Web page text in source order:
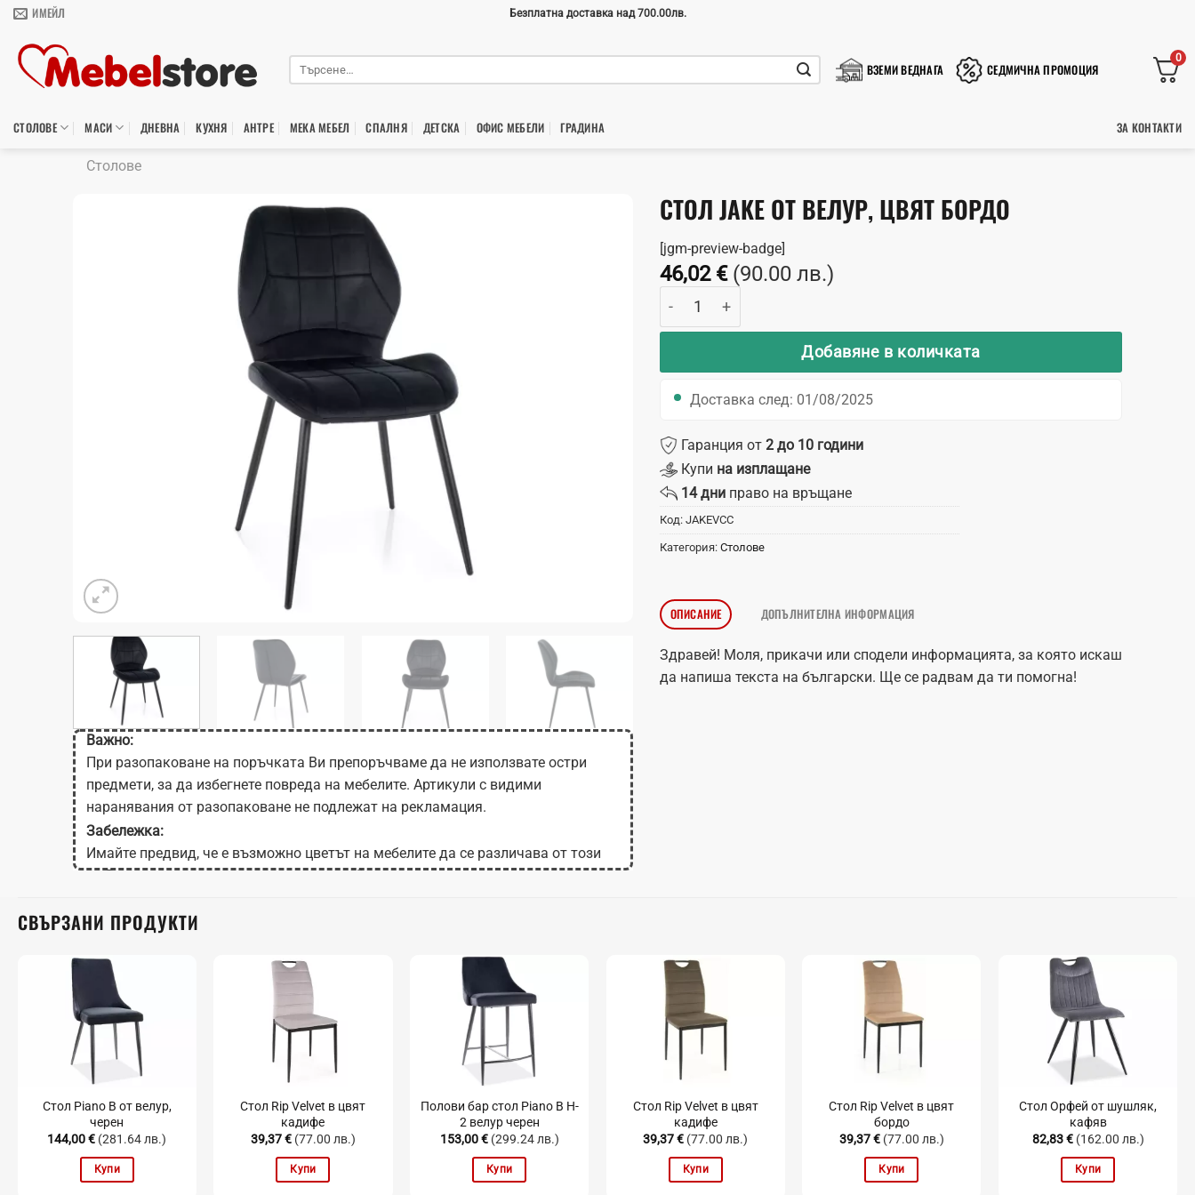
Skip
content
ИМЕЙЛ Безплатна доставка над 700.00лв.
ВЗЕМИ ВЕДНАГА СЕДМИЧНА ПРОМОЦИЯ
0
СТОЛОВЕ МАСИ ДНЕВНА КУХНЯ АНТРЕ МЕКА МЕБЕЛ СПАЛНЯ ДЕТСКА ОФИС МЕБЕЛИ ГРАДИНA ЗА КОНТАКТИ
Столове
Важно:
При разопаковане на поръчката Ви препоръчваме да не използвате остри
предмети, за да избегнете повреда на мебелите. Артикули с видими
наранявания от разопаковане не подлежат на рекламация.
Забележка:
Имайте предвид, че е възможно цветът на мебелите да се различава от този
на Вашия екран в зависимост от настройките на монитора.
СТОЛ JAKE ОТ ВЕЛУР, ЦВЯТ БОРДО
[jgm-preview-badge]
46,02 € (90.00 лв.)
Добавяне в количката
Доставка след: 01/08/2025
Гаранция от 2 до 10 години
Купи на изплащане
14 дни право на връщане
Код: JAKEVCC
Категория: Столове
ОПИСАНИЕ ДОПЪЛНИТЕЛНА ИНФОРМАЦИЯ
Здравей! Моля, прикачи или сподели информацията, за която искаш
да напиша текста на български. Ще се радвам да ти помогна!
СВЪРЗАНИ ПРОДУКТИ
Стол Piano B от велур,
черен
144,00€ (281.64 лв.)
Купи
Стол Rip Velvet в цвят
кадифе
39,37€ (77.00 лв.)
Купи
Полови бар стол Piano B H-
2 велур черен
153,00€ (299.24 лв.)
Купи
Стол Rip Velvet в цвят
кадифе
39,37€ (77.00 лв.)
Купи
Стол Rip Velvet в цвят
бордо
39,37€ (77.00 лв.)
Купи
Стол Орфей от шушляк,
кафяв
82,83€ (162.00 лв.)
Купи